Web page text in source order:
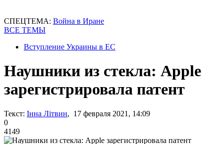
СПЕЦТЕМА: Война в Иране
ВСЕ ТЕМЫ
Вступление Украины в ЕС
Наушники из стекла: Apple
зарегистрировала патент
Текст: Інна Літвин, 17 февраля 2021, 14:09
0
4149